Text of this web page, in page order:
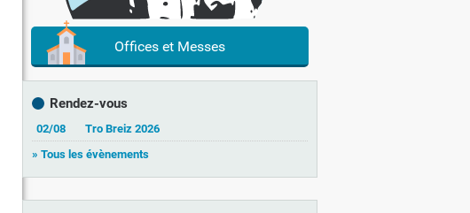
Offices et Messes
Rendez-vous
02/08
Tro Breiz 2026
» Tous les évènements